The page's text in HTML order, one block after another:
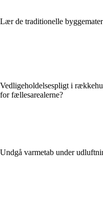
Lær de traditionelle
Vedligeholdelsespligt i
for fællesarealerne?
Undgå varmetab under